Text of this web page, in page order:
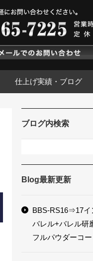
仕上げ実績・ブログ
ブログ内検索
Blog最新更新
BBS-RS16⇒17イ
バレル+バレル研
フルパウダーコー